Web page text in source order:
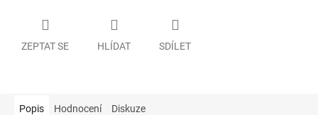
ZEPTAT SE HLÍDAT SDÍLET
Popis Hodnocení Diskuze